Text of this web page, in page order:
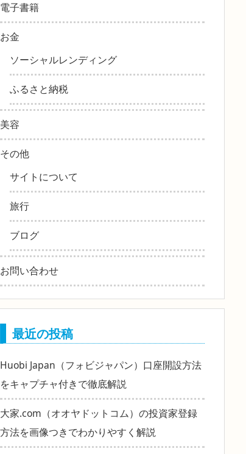
電子書籍
お金
ソーシャルレンディング
ふるさと納税
美容
その他
サイトについて
旅行
ブログ
お問い合わせ
最近の投稿
Huobi Japan（フォビジャパン）口座開設方法
をキャプチャ付きで徹底解説
大家.com（オオヤドットコム）の投資家登録
方法を画像つきでわかりやすく解説